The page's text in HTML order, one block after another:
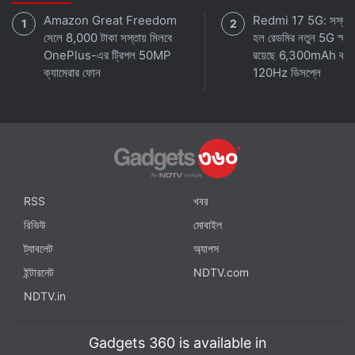
আর রিভিউস জানতে লাইক করুন আমাদের
পেজ অথবা ফলো করুনTwitterআর সাবস্ক্রাইব করুন
YouTube
Amazon Great Freedom
সেলে 8,000 টাকা সস্তায় মিলবে
OnePlus-এর ট্রিপল 50MP
ক্যামেরার ফোন
Redmi 17 5G: সস্তায়
হল রেডমির নতুন 5G
রয়েছে 6,300mAh
120Hz ডিসপ্লে
RSS
খবর
রিভিউ
মোবাইল
ট্যাবলেট
অ্যাপস
ইন্টারনেট
NDTV.com
NDTV.in
Gadgets 360 is available in